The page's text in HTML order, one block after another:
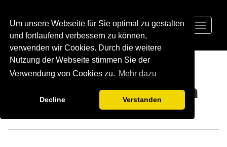
Um unsere Webseite für Sie optimal zu gestalten
und fortlaufend verbessern zu können,
verwenden wir Cookies. Durch die weitere
Nutzung der Webseite stimmen Sie der
Verwendung von Cookies zu. Mehr dazu
Decline Verstanden
Toggle
Support anfragen